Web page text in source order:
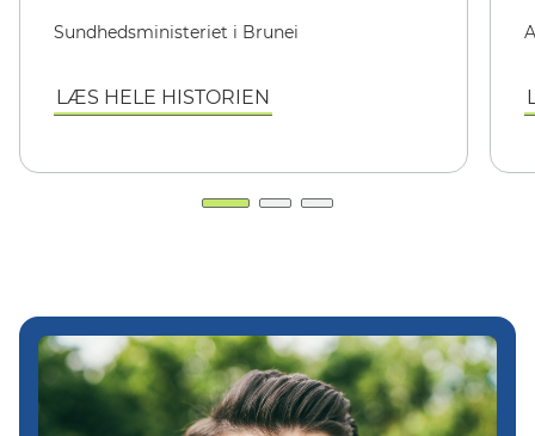
Sundhedsministeriet i Brunei
LÆS HELE HISTORIEN